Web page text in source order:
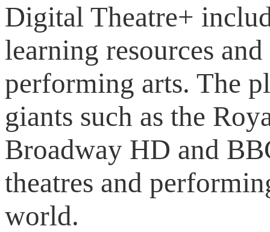
Digital Theatre+
learning resources
performing arts. The
giants such as the
Broadway HD and
theatres and
world.